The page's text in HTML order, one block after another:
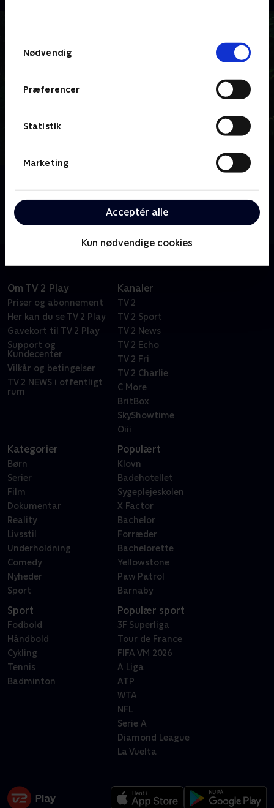
Nødvendig
Præferencer
Statistik
Marketing
Acceptér alle
Kun nødvendige cookies
Emma og Noah fejrer deres 10-års bryllupsdag i
Mexico. Deres all-inclusive ferie tager en vild drejning,
efter Emma finder en gammel mobiltelefon i junglen.
Om TV 2 Play
Priser og abonnement
Her kan du se TV 2 Play
Gavekort til TV 2 Play
Support og
Kundecenter
Vilkår og betingelser
TV 2 NEWS i offentligt
rum
Kanaler
TV 2
TV 2 Sport
TV 2 News
TV 2 Echo
TV 2 Fri
TV 2 Charlie
C More
BritBox
SkyShowtime
Oiii
Kategorier
Børn
Serier
Film
Dokumentar
Reality
Livsstil
Underholdning
Comedy
Nyheder
Sport
Populært
Klovn
Badehotellet
Sygeplejeskolen
X Factor
Bachelor
Forræder
Bachelorette
Yellowstone
Paw Patrol
Barnaby
Sport
Fodbold
Håndbold
Cykling
Tennis
Badminton
Populær sport
3F Superliga
Tour de France
FIFA VM 2026
A Liga
ATP
WTA
NFL
Serie A
Diamond League
La Vuelta